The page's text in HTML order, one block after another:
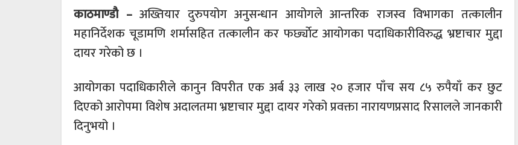
काठमाण्डाै –अख्तियार दुरुपयोग अनुसन्धान आयोगले आन्तरिक राजस्व विभागका तत्कालीन
महानिर्देशक चूडामणि शर्मासहित तत्कालीन कर फर्छ्याेट आयोगका पदाधिकारीविरुद्ध भ्रष्टाचार मुद्दा
दायर गरेको छ ।
आयोगका पदाधिकारीले कानुन विपरीत एक अर्ब ३३ लाख २० हजार पाँच सय ८५ रुपैयाँ कर छुट
दिएको आरोपमा विशेष अदालतमा भ्रष्टाचार मुद्दा दायर गरेको प्रवक्ता नारायणप्रसाद रिसालले जानकारी
दिनुभयो ।